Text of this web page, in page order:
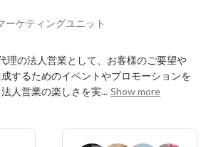
ーケティングユニット
理の法人営業として、お客様のご要望や
するためのイベントやプロモーションを
人営業の楽しさを実... Show more